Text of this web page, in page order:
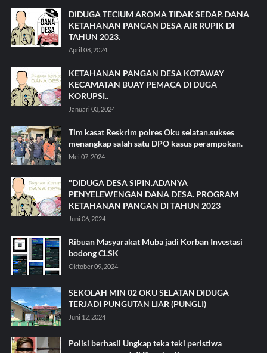
DiDUGA TECIUM AROMA TIDAK SEDAP. DANA
KETAHANAN PANGAN DESA AIR RUPIK DI
TAHUN 2023.
April 08, 2024
KETAHANAN PANGAN DESA KOTAWAY
KECAMATAN BUAY PEMACA DI DUGA
KORUPSI..
Januari 03, 2024
Tim kasat Reskrim polres Oku selatan.sukses
menangkap salah satu DPO kasus perampokan.
Mei 07, 2024
"DIDUGA DESA SIPIN.ADANYA
PENYELEWENGAN DANA DESA. PROGRAM
KETAHANAN PANGAN DI TAHUN 2023
Juni 06, 2024
Ribuan Masyarakat Muba jadi Korban Investasi
bodong CLSK
Oktober 09, 2024
SEKOLAH MIN 02 OKU SELATAN DIDUGA
TERJADI PUNGUTAN LIAR (PUNGLI)
Juni 12, 2024
Polisi berhasil Ungkap teka teki peristiwa